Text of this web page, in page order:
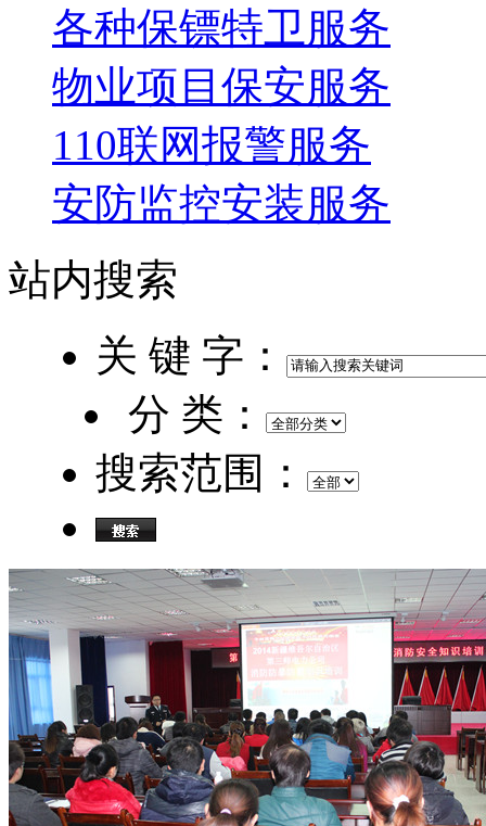
各种保镖特卫服务
物业项目保安服务
110联网报警服务
安防监控安装服务
站内搜索
关 键 字：
分 类：
搜索范围：